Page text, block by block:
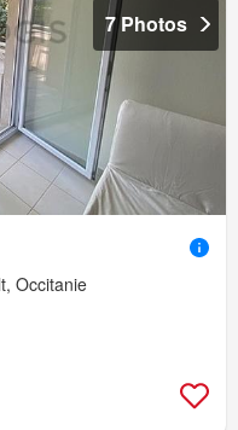
7 Photos
Occitanie